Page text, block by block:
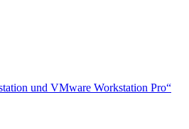
und VMware Workstation Pro“